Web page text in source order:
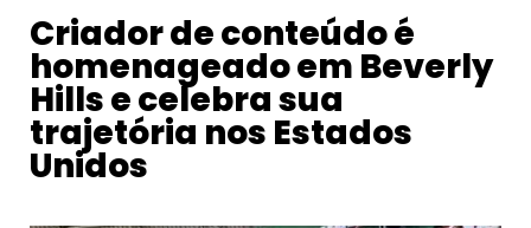
Criador de conteúdo é
homenageado em Beverly
Hills e celebra sua
trajetória nos Estados
Unidos